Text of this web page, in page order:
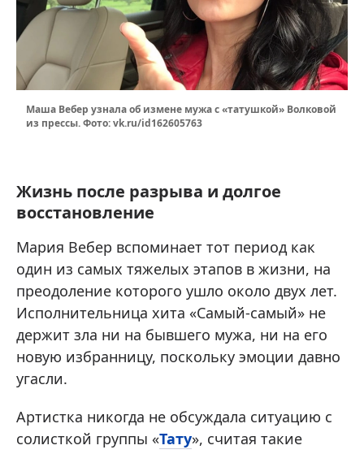
Маша Вебер узнала об измене мужа с «татушкой» Волковой
из прессы. Фото: vk.ru/id162605763
Жизнь после разрыва и долгое
восстановление
Мария Вебер вспоминает тот период как
один из самых тяжелых этапов в жизни, на
преодоление которого ушло около двух лет.
Исполнительница хита «Самый-самый» не
держит зла ни на бывшего мужа, ни на его
новую избранницу, поскольку эмоции давно
угасли.
Артистка никогда не обсуждала ситуацию с
солисткой группы «Тату», считая такие